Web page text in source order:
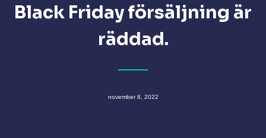
Black Friday försäljning är
räddad.
november 8, 2022